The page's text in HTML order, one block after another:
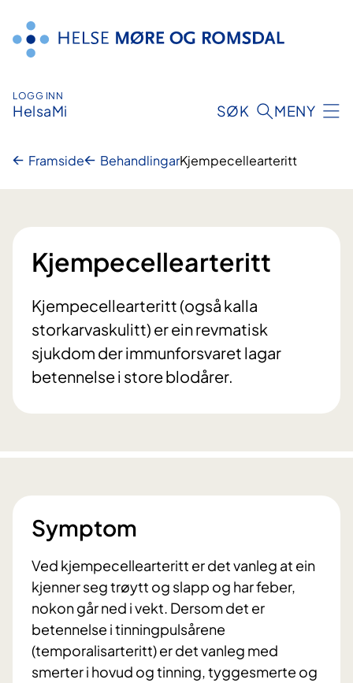
innhald
LOGG INN
HelsaMi SØK MENY
Framside BehandlingarKjempecellearteritt
Kjempecellearteritt
Kjempecellearteritt (også kalla
storkarvaskulitt) er ein revmatisk
sjukdom der immunforsvaret lagar
betennelse i store blodårer.
Symptom
Ved kjempecellearteritt er det vanleg at ein
kjenner seg trøytt og slapp og har feber,
nokon går ned i vekt. Dersom det er
betennelse i tinningpulsårene
(temporalisarteritt) er det vanleg med
smerter i hovud og tinning, tyggesmerte og